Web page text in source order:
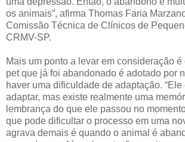
os animais”, afirma Thomas Faria
Comissão Técnica de Clínicos de
CRMV-SP.
Mais um ponto a levar em consideração
pet que já foi abandonado é adotado por
haver uma dificuldade de adaptação.
adaptar, mas existe realmente uma
lembrança do que ele passou no
que pode dificultar o processo em uma
agrava demais é quando o animal é